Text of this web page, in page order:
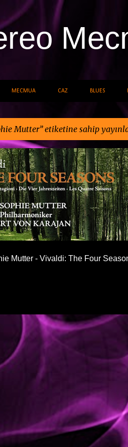
MECMUA CAZ BLUES
Mutter etiketine sahip
Mutter - Vivaldi: The Four
MUTTER HERBERT VON KARAJAN